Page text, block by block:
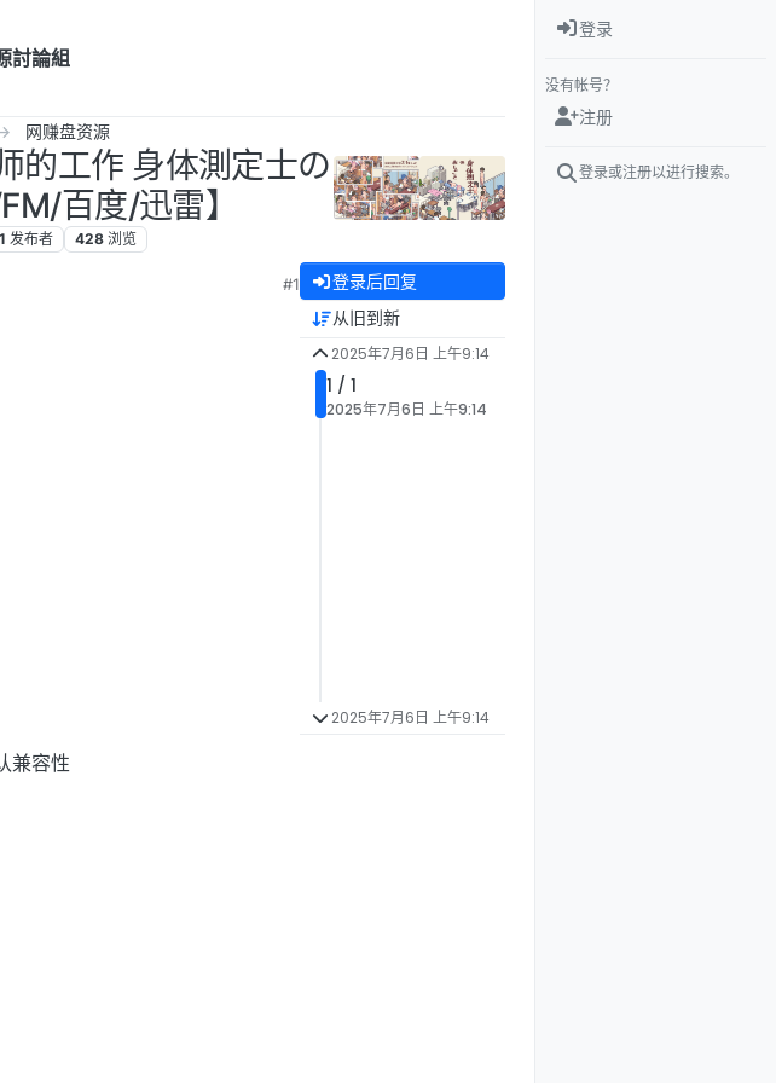
討論組
网赚盘资源
的工作 身体測定士の
百度/迅雷】
1 发布者 428 浏览
#1
兼容性
登录后回复
从旧到新
2025年7月6日 上午9:14
1 / 1
2025年7月6日 上午9:14
2025年7月6日 上午9:14
登录
没有帐号？
注册
登录或注册以进行搜索。